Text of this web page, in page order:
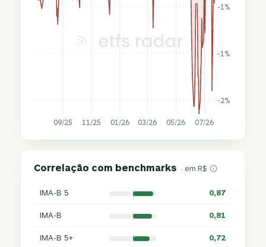
-2%
-1%
-1%
09/25 11/25 01/26 03/26 05/26 07/26
Correlação com benchmarks · em R$
IMA-B 5 0,87
IMA-B 0,81
IMA-B 5+ 0,72